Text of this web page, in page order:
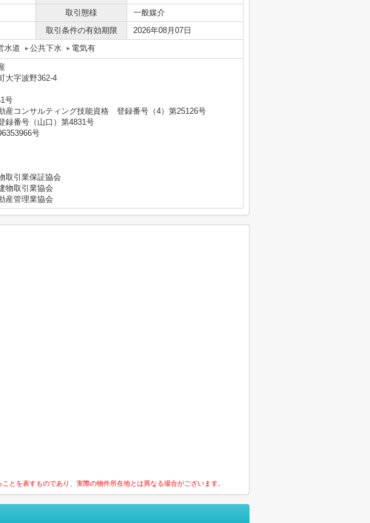
取引態様
一般媒介
取引条件の有効期限
2026年08月07日
水道 公共下水 電気有
大字波野362-4
号
産コンサルティング技能資格 登録番号（4）第25126号
番号（山口）第4831号
号
取引業保証協会
物取引業協会
産管理業協会
とを表すものであり、実際の物件所在地とは異なる場合がございます。